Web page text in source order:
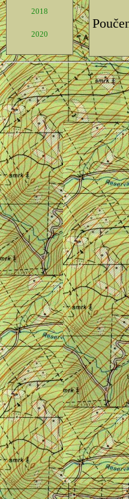
2018
2020